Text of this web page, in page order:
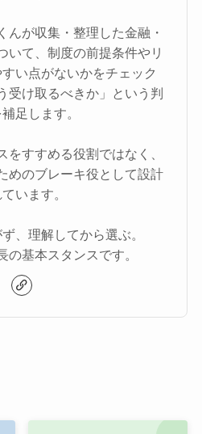
んが収集・整理した金融・
いて、制度の前提条件やリ
い点がないかをチェック
受け取るべきか」という判
足します。
をすすめる役割ではなく、
めのブレーキ役として設計
います。
、理解してから選ぶ。
の基本スタンスです。